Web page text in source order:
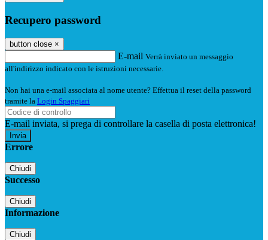
Recupero password
button close ×
E-mail Verrà inviato un messaggio
all'indirizzo indicato con le istruzioni necessarie.
Non hai una e-mail associata al nome utente? Effettua il reset della password
tramite la Login Spaggiari
E-mail inviata, si prega di controllare la casella di posta elettronica!
Errore
Chiudi
Successo
Chiudi
Informazione
Chiudi